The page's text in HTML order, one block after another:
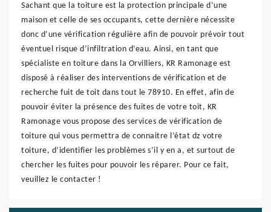
Sachant que la toiture est la protection principale d’une
maison et celle de ses occupants, cette dernière nécessite
donc d’une vérification régulière afin de pouvoir prévoir tout
éventuel risque d’infiltration d’eau. Ainsi, en tant que
spécialiste en toiture dans la Orvilliers, KR Ramonage est
disposé à réaliser des interventions de vérification et de
recherche fuit de toit dans tout le 78910. En effet, afin de
pouvoir éviter la présence des fuites de votre toit, KR
Ramonage vous propose des services de vérification de
toiture qui vous permettra de connaitre l’état dz votre
toiture, d’identifier les problèmes s’il y en a, et surtout de
chercher les fuites pour pouvoir les réparer. Pour ce fait,
veuillez le contacter !